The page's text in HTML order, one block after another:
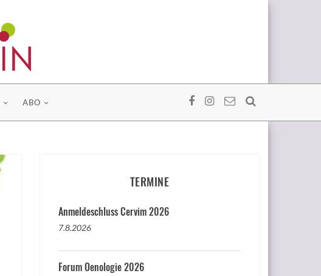
ABO
TERMINE
Anmeldeschluss Cervim 2026
7.8.2026
Forum Oenologie 2026